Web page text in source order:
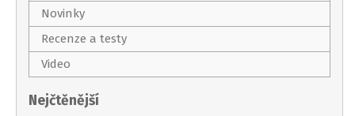
Novinky
Recenze a testy
Video
Nejčtěnější